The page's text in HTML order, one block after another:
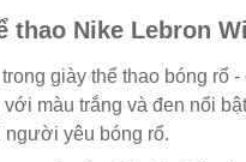
Nike Lebron
giày thể thao bóng rổ
màu trắng và đen nổi
người yêu bóng rổ.